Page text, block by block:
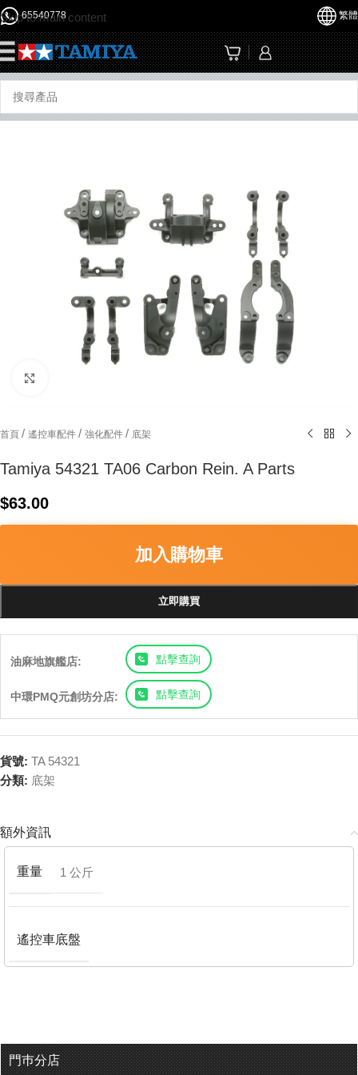
Skip to main content
65540778 繁體
首頁 / 遙控車配件 / 強化配件 / 底架
Tamiya 54321 TA06 Carbon Rein. A Parts
$63.00
加入購物車
立即購買
油麻地旗艦店: 點擊查詢
中環PMQ元創坊分店: 點擊查詢
貨號: TA 54321
分類: 底架
額外資訊
重量 1 公斤
遙控車底盤
門巿分店